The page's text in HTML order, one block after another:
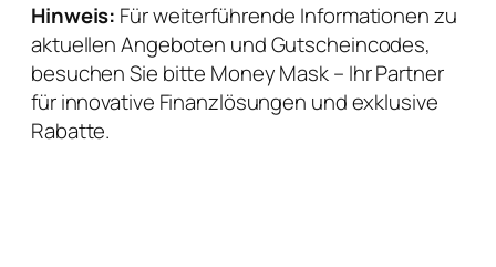
Hinweis: Für weiterführende Informationen zu
aktuellen Angeboten und Gutscheincodes,
besuchen Sie bitte Money Mask – Ihr Partner
für innovative Finanzlösungen und exklusive
Rabatte.